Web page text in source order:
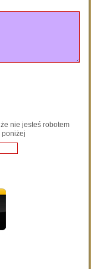
nie jesteś robotem
poniżej